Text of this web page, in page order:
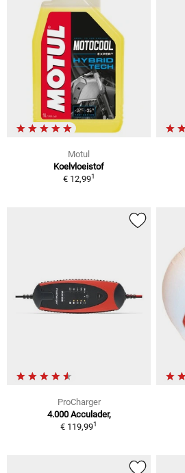
Motul
Koelvloeistof
€ 12,991
ProCharger
4.000 Acculader,
€ 119,991